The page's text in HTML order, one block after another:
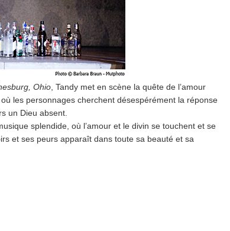
Ohio , Tandy met en scène la quête de l’amour
les personnages cherchent désespérément la réponse
un Dieu absent.
splendide, où l’amour et le divin se touchent et se
et ses peurs apparaît dans toute sa beauté et sa